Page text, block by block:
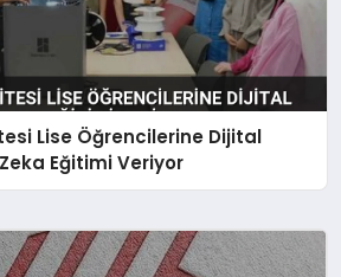
Lise Öğrencilerine Dijital
Eğitimi Veriyor